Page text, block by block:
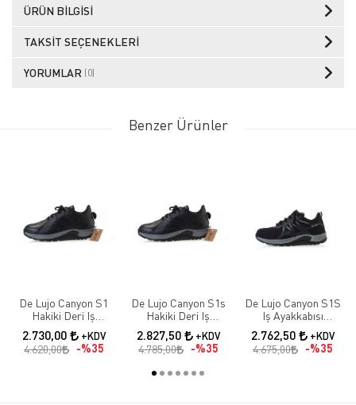
ÜRÜN BILGISI
TAKSIT SEÇENEKLERI
YORUMLAR (0)
Benzer Ürünler
De Lujo Canyon S1
Hakiki Deri Iş
Ayakkabısı Fiberglass
Burun
2.730,00 +KDV
4.620,00 %35
De Lujo Canyon S1s
Hakiki Deri Iş
Ayakkabısı Fiberglass
Burun Kevlar Ara
Taban Siyah Deri
2.827,50 +KDV
4.785,00 %35
De Lujo Canyon S1S
Iş Ayakkabısı
Fıberglass Burun
Kevlar Ara Taban
2.762,50 +KDV
4.675,00 %35